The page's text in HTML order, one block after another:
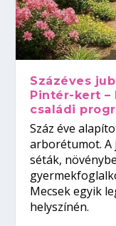
Százéves
Pintér-kert –
családi
Száz éve
arborétumot. A
séták,
Mecsek egyik
helyszínén.